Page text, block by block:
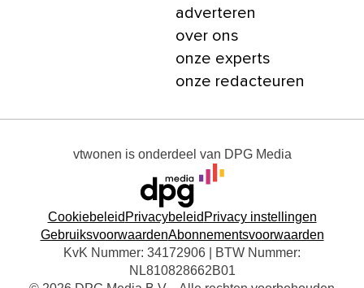
adverteren
over ons
onze experts
onze redacteuren
vtwonen is onderdeel van DPG Media
Cookiebeleid Privacybeleid Privacy instellingen
GebruiksvoorwaardenAbonnementsvoorwaarden
KvK Nummer: 34172906 | BTW Nummer:
NL810828662B01